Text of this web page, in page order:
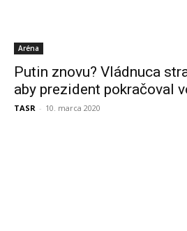
Aréna
Putin znovu? Vládnuca
aby prezident pokračoval
TASR - 10. marca 2020